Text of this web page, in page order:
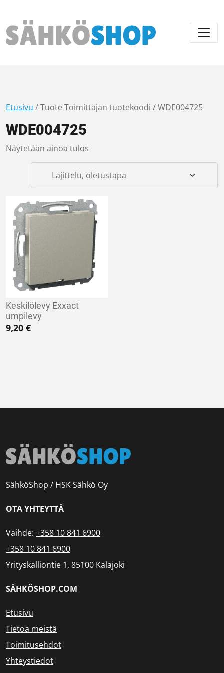
Päävalikko
Etusivu / Tuote Toimittajan tuotekoodi / WDE004725
WDE004725
Näytetään ainoa tulos
Keskilölevy Exxact
umpilevy
9,20 €
SähköShop / HSK Sähkö Oy
OTA YHTEYTTÄ
Vaihde: +358 10 841 6900
+358 10 841 6900
Yrityskalliontie 1, 85100 Kalajoki
SÄHKÖSHOP.COM
Etusivu
Tietoa meistä
Toimitusehdot
Yhteystiedot